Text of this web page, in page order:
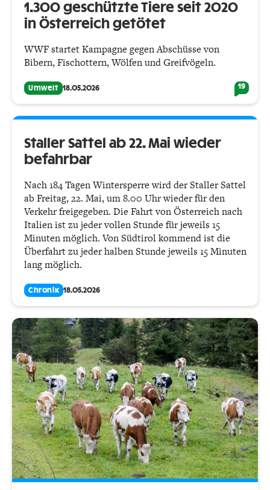
1.300 geschützte Tiere seit 2020
in Österreich getötet
WWF startet Kampagne gegen Abschüsse von
Bibern, Fischottern, Wölfen und Greifvögeln.
Umwelt 18.05.2026 19
Staller Sattel ab 22. Mai wieder
befahrbar
Nach 184 Tagen Wintersperre wird der Staller Sattel
ab Freitag, 22. Mai, um 8.00 Uhr wieder für den
Verkehr freigegeben. Die Fahrt von Österreich nach
Italien ist zu jeder vollen Stunde für jeweils 15
Minuten möglich. Von Südtirol kommend ist die
Überfahrt zu jeder halben Stunde jeweils 15 Minuten
lang möglich.
Chronik 18.05.2026